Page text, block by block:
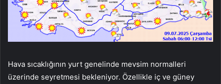
Hava sıcaklığının yurt genelinde mevsim normalleri
üzerinde seyretmesi bekleniyor. Özellikle iç ve güney